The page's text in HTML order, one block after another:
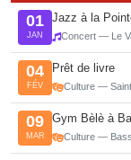
01
JAN
Jazz à la
Concert — Le
04
FÉV
Prêt de livre
Culture —
09
MAR
Gym Bèlè à
Culture —